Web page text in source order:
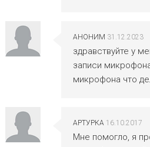
АНОНИМ 31.12.2023
здравствуйте у
записи
микрофона что
АРТУРКА 16.10.2017
Мне помогло, я